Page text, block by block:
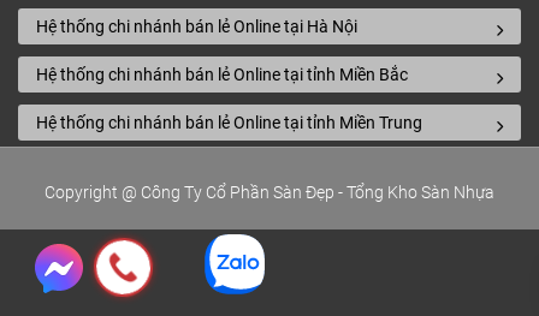
Hệ thống chi nhánh bán lẻ Online tại Hà Nội
Hệ thống chi nhánh bán lẻ Online tại tỉnh Miền Bắc
Hệ thống chi nhánh bán lẻ Online tại tỉnh Miền Trung
Copyright @ Công Ty Cổ Phần Sàn Đẹp - Tổng Kho Sàn Nhựa